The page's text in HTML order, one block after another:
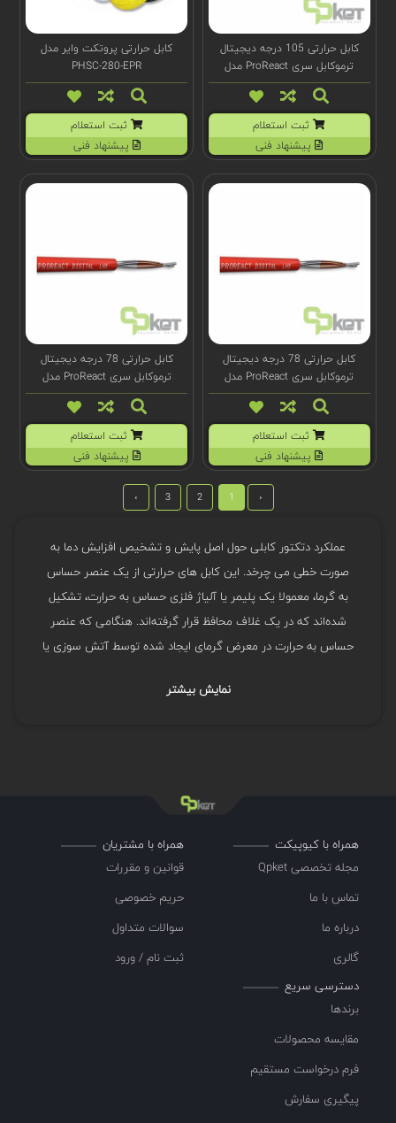
کابل حرارتی 105 درجه دیجیتال
ترموکابل سری ProReact مدل
F1081
ثبت استعلام
پیشنهاد فنی
کابل حرارتی پروتکت وایر مدل
PHSC-280-EPR
ثبت استعلام
پیشنهاد فنی
کابل حرارتی 78 درجه دیجیتال
ترموکابل سری ProReact مدل
F1079
ثبت استعلام
پیشنهاد فنی
کابل حرارتی 78 درجه دیجیتال
ترموکابل سری ProReact مدل
F1071
ثبت استعلام
پیشنهاد فنی
‹
1
2
3
›
عملکرد دتکتور کابلی حول اصل پایش و تشخیص افزایش دما به
صورت خطی می چرخد. این کابل های حرارتی از یک عنصر حساس
به گرما، معمولا یک پلیمر یا آلیاژ فلزی حساس به حرارت، تشکیل
شده‌اند که در یک غلاف محافظ قرار گرفته‌اند. هنگامی که عنصر
حساس به حرارت در معرض گرمای ایجاد شده توسط آتش سوزی یا
مانند انبساط یا تغییر مقاومت الکتریکی می شود که باعث ایجاد
که مکان‌های خاص را نظارت می‌کنند، دتکتورهای حرارتی خطی
کابل، خطوط لوله و مناطق با سقف بلند را پوشش دهند. این پوشش
گسترده نظارت جامع بر زیرساخت های حیاتی، کاهش نقاط کور و
افزایش ایمنی کلی تأسیسات را تضمین می کند.
شده‌اند. آنها در برابر خوردگی، رطوبت، گرد و غبار و ارتعاشات مقاوم
هستند و عملکرد قابل اعتماد را حتی در محیط های عملیاتی چالش
برانگیز تضمین می کنند. علاوه بر این، این دتکتورها اغلب برای
عملکرد در اتمسفرهای انفجاری طراحی می شوند که استانداردهای
ایمنی سختگیرانه و الزامات قانونی قابل اعمال در مکان های خطرناک
نمایش بیشتر
همراه با کیوپیکت
مجله تخصصی Qpket
تماس با ما
درباره ما
گالری
همراه با مشتریان
قوانین و مقررات
حریم خصوصی
سوالات متداول
ثبت نام / ورود
دسترسی سریع
برندها
مقایسه محصولات
فرم درخواست مستقیم
پیگیری سفارش